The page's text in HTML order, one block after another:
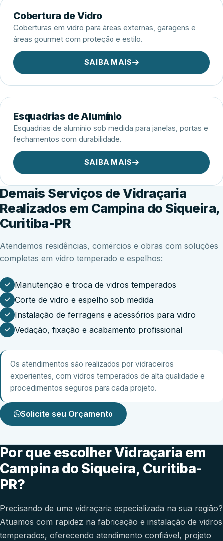
Cobertura de Vidro
Coberturas em vidro para áreas externas, garagens e
áreas gourmet com proteção e estilo.
SAIBA MAIS
Esquadrias de Alumínio
Esquadrias de alumínio sob medida para janelas, portas e
fechamentos com durabilidade.
SAIBA MAIS
Demais Serviços de Vidraçaria
Realizados em Campina do Siqueira,
Curitiba-PR
Atendemos residências, comércios e obras com soluções
completas em vidro temperado e espelhos:
Manutenção e troca de vidros temperados
Corte de vidro e espelho sob medida
Instalação de ferragens e acessórios para vidro
Vedação, fixação e acabamento profissional
Os atendimentos são realizados por vidraceiros
experientes, com vidros temperados de alta qualidade e
procedimentos seguros para cada projeto.
Solicite seu Orçamento
Por que escolher Vidraçaria em
Campina do Siqueira, Curitiba-
PR?
Precisando de uma vidraçaria especializada na sua região?
Atuamos com rapidez na fabricação e instalação de vidros
temperados, oferecendo atendimento confiável, projeto